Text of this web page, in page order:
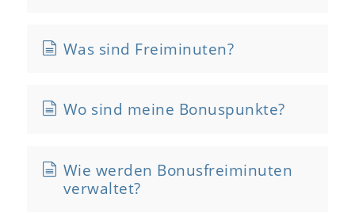
Was sind Freiminuten?
Wo sind meine Bonuspunkte?
Wie werden Bonusfreiminuten
verwaltet?